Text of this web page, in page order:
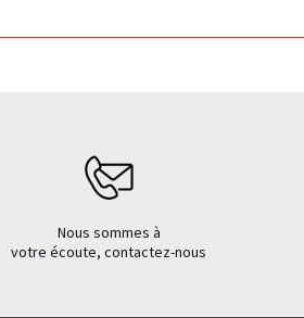
Nous sommes à
votre écoute, contactez-nous